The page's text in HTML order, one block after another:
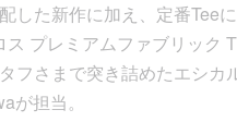
した新作に加え、定番Tee
プレミアムファブリック
フさまで突き詰めたエシカ
が担当。